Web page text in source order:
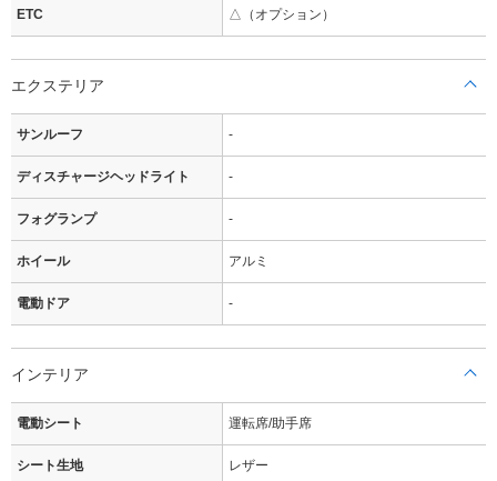
ETC △（オプション）
エクステリア
サンルーフ -
ディスチャージヘッドライト -
フォグランプ -
ホイール アルミ
電動ドア -
インテリア
電動シート 運転席/助手席
シート生地 レザー